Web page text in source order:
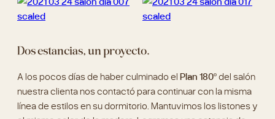
línea de estilos en su dormitorio. Mantuvimos los listones y
el mismo color de la madera. Logramos una estancia de
líneas puras con la presencia de blancos generando
serenidad e invitando a la relajación y al descanso.